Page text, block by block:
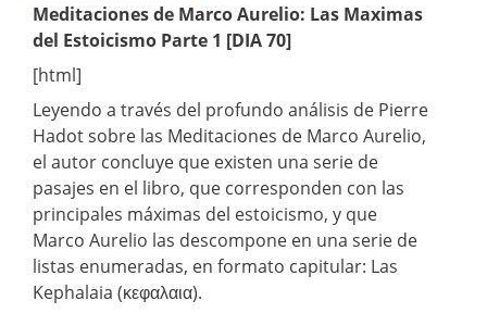
Meditaciones de Marco Aurelio: Las Maximas
del Estoicismo Parte 1 [DIA 70]
[html]
Leyendo a través del profundo análisis de Pierre
Hadot sobre las Meditaciones de Marco Aurelio,
el autor concluye que existen una serie de
pasajes en el libro, que corresponden con las
principales máximas del estoicismo, y que
Marco Aurelio las descompone en una serie de
listas enumeradas, en formato capitular: Las
Kephalaia (κεφαλαια).